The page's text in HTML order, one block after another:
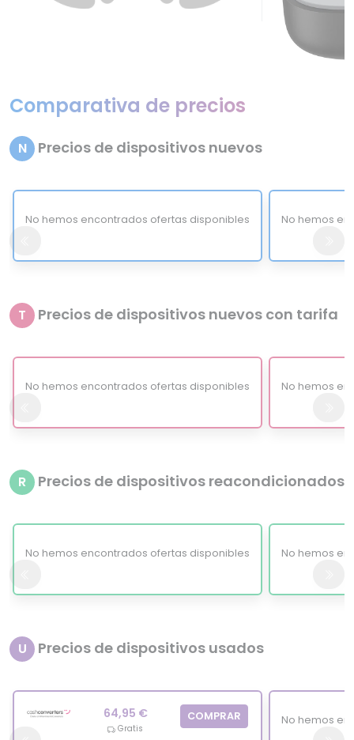
Comparativa de precios
N Precios de dispositivos nuevos
No hemos encontrados ofertas disponibles No hemos
T Precios de dispositivos nuevos con tarifa
No hemos encontrados ofertas disponibles No hemos
R Precios de dispositivos reacondicionados
No hemos encontrados ofertas disponibles No hemos
U Precios de dispositivos usados
64,95 €
Gratis
COMPRAR No hemos